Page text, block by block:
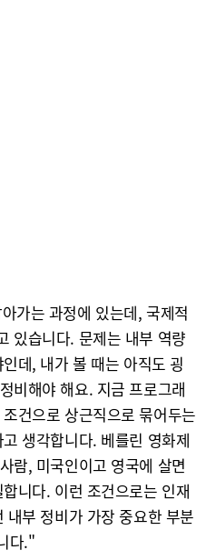
가는 과정에 있는데, 국제적
있습니다. 문제는 내부 역량
데, 내가 볼 때는 아직도 굉
비해야 해요. 지금 프로그래
건으로 상근직으로 묶어두는
생각합니다. 베를린 영화제
람, 미국인이고 영국에 살면
니다. 이런 조건으로는 인재
부 정비가 가장 중요한 부분
다."